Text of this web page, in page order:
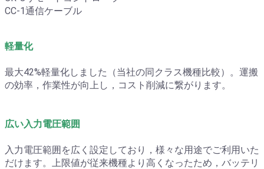
CC-1通信ケーブル
軽量化
最大42%軽量化しました（当社の同クラス機種比較）。運搬
の効率，作業性が向上し，コスト削減に繋がります。
広い入力電圧範囲
入力電圧範囲を広く設定しており，様々な用途でご利用いた
だけます。上限値が従来機種より高くなったため，バッテリ